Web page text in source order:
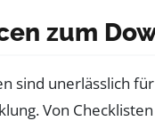
zum
sind unerlässlich
Von